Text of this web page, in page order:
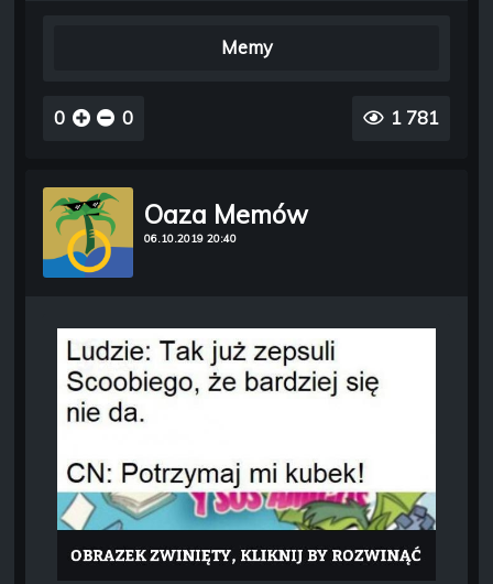
Memy
0 0 1 781
Oaza Memów
06.10.2019 20:40